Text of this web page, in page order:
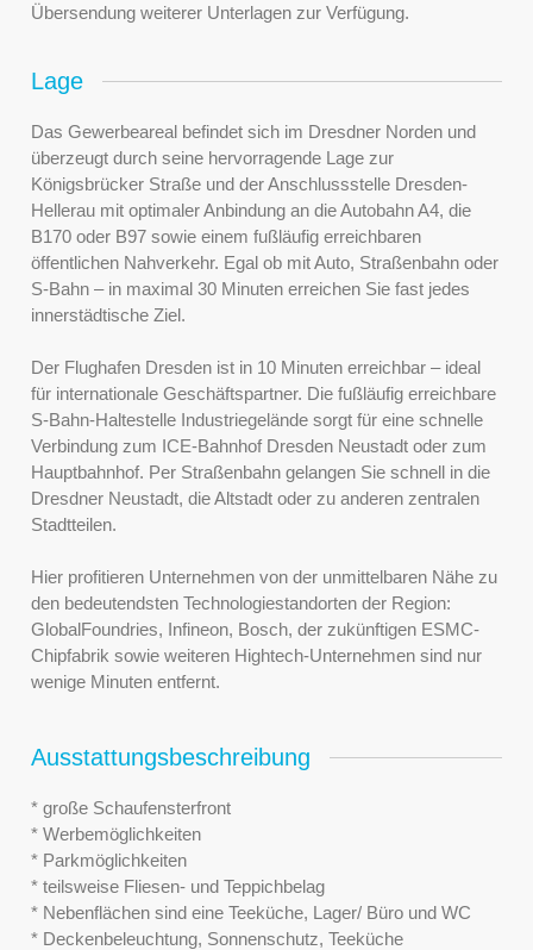
Übersendung weiterer Unterlagen zur Verfügung.
Lage
Das Gewerbeareal befindet sich im Dresdner Norden und
überzeugt durch seine hervorragende Lage zur
Königsbrücker Straße und der Anschlussstelle Dresden-
Hellerau mit optimaler Anbindung an die Autobahn A4, die
B170 oder B97 sowie einem fußläufig erreichbaren
öffentlichen Nahverkehr. Egal ob mit Auto, Straßenbahn oder
S-Bahn – in maximal 30 Minuten erreichen Sie fast jedes
innerstädtische Ziel.
Der Flughafen Dresden ist in 10 Minuten erreichbar – ideal
für internationale Geschäftspartner. Die fußläufig erreichbare
S-Bahn-Haltestelle Industriegelände sorgt für eine schnelle
Verbindung zum ICE-Bahnhof Dresden Neustadt oder zum
Hauptbahnhof. Per Straßenbahn gelangen Sie schnell in die
Dresdner Neustadt, die Altstadt oder zu anderen zentralen
Stadtteilen.
Hier profitieren Unternehmen von der unmittelbaren Nähe zu
den bedeutendsten Technologiestandorten der Region:
GlobalFoundries, Infineon, Bosch, der zukünftigen ESMC-
Chipfabrik sowie weiteren Hightech-Unternehmen sind nur
wenige Minuten entfernt.
Ausstattungsbeschreibung
* große Schaufensterfront
* Werbemöglichkeiten
* Parkmöglichkeiten
* teilsweise Fliesen- und Teppichbelag
* Nebenflächen sind eine Teeküche, Lager/ Büro und WC
* Deckenbeleuchtung, Sonnenschutz, Teeküche